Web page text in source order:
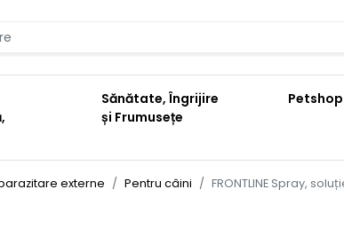
Sănătate, Îngrijire
și Frumusețe
Petshop
externe Pentru câini FRONTLINE Spray,